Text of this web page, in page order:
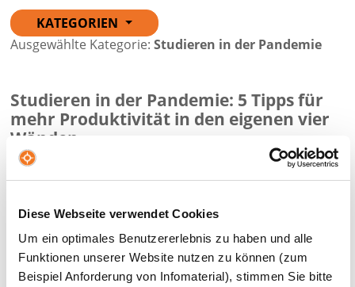
Diese Webseite verwendet Cookies
Um ein optimales Benutzererlebnis zu haben und alle
Funktionen unserer Website nutzen zu können (zum
Beispiel Anforderung von Infomaterial), stimmen Sie bitte
KATEGORIEN
Ausgewählte Kategorie:Studieren in der Pandemie
Studieren in der Pandemie: 5 Tipps für
mehr Produktivität in den eigenen vier
Wänden
Du hast dich für ein Studium eingeschrieben und freust
dich auf das Leben am Campus – doch dann macht dir
Uni und Corona: 5 Tipps für